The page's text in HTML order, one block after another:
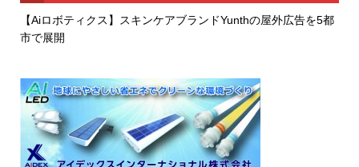
【Aiロボティクス】スキンケアブランドYunthの屋外広告を5都
市で展開